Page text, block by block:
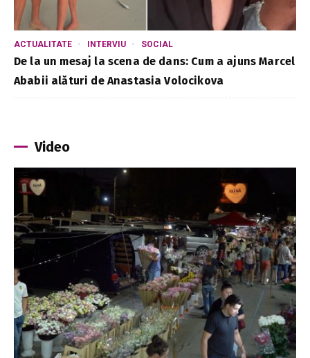
ACTUALITATE INTERVIU SOCIAL
De la un mesaj la scena de dans: Cum a ajuns Marcel
Ababii alături de Anastasia Volocikova
Video